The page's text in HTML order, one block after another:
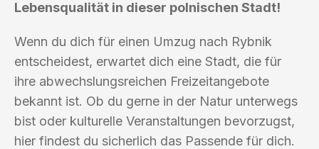
Lebensqualität in dieser polnischen Stadt!
Wenn du dich für einen Umzug nach Rybnik
entscheidest, erwartet dich eine Stadt, die für
ihre abwechslungsreichen Freizeitangebote
bekannt ist. Ob du gerne in der Natur unterwegs
bist oder kulturelle Veranstaltungen bevorzugst,
hier findest du sicherlich das Passende für dich.